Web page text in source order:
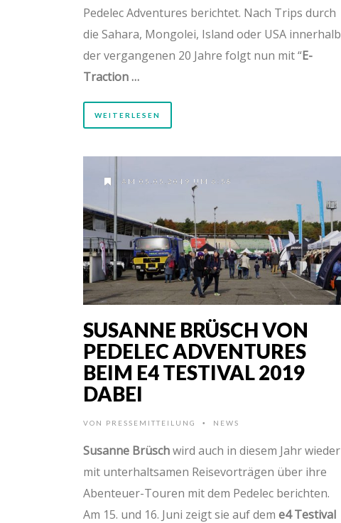
Pedelec Adventures berichtet. Nach Trips durch
die Sahara, Mongolei, Island oder USA innerhalb
der vergangenen 20 Jahre folgt nun mit “E-
Traction …
WEITERLESEN
AM 05.05.2019 UM 6:58
SUSANNE BRÜSCH VON
PEDELEC ADVENTURES
BEIM E4 TESTIVAL 2019
DABEI
VON PRESSEMITTEILUNG • NEWS
Susanne Brüschwird auch in diesem Jahr wieder
mit unterhaltsamen Reisevorträgen über ihre
Abenteuer-Touren mit dem Pedelec berichten.
Am 15. und 16. Juni zeigt sie auf dem e4 Testival